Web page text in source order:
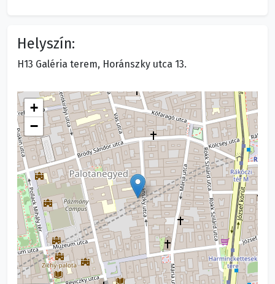
Helyszín:
H13 Galéria terem, Horánszky utca 13.
+
−